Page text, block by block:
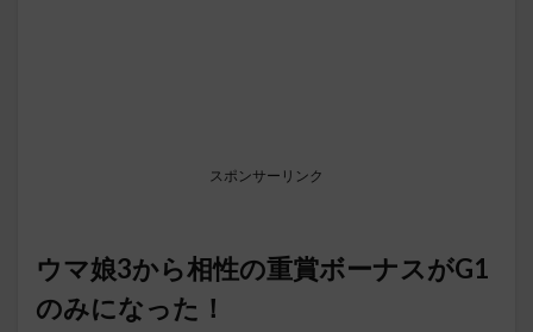
スポンサーリンク
ウマ娘3から相性の重賞ボーナスがG1
のみになった！